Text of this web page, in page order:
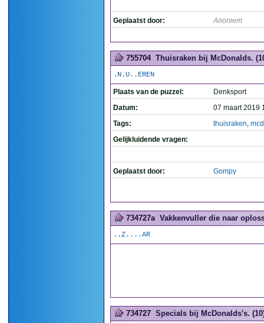
Geplaatst door: Anoniem
755704 Thuisraken bij McDonalds.
.N.U..EREN
Plaats van de puzzel:
Denksport
Datum:
07 maart 2019
Tags:
thuisraken,
Gelijkluidende vragen:
Geplaatst door: Gompy
734727a Vakkenvuller die naar
..Z....AR
734727 Specials bij McDonalds's.